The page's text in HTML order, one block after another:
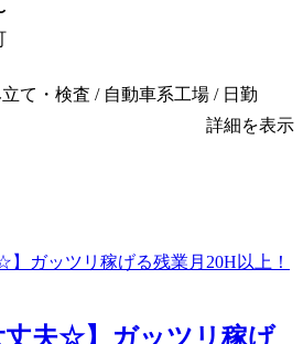
て・検査 / 自動車系工場 / 日勤
詳細を表示
丈夫☆】ガッツリ稼げ